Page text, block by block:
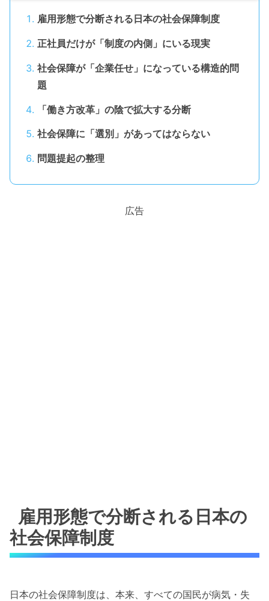
雇用形態で分断される日本の社会保障制度
正社員だけが「制度の内側」にいる現実
社会保障が「企業任せ」になっている構造的問
題
「働き方改革」の陰で拡大する分断
社会保障に「選別」があってはならない
問題提起の整理
広告
雇用形態で分断される日本の
社会保障制度
日本の社会保障制度は、本来、すべての国民が病気・失